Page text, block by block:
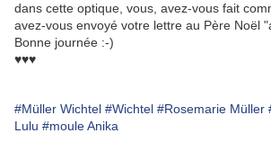
dans cette optique, vous, avez-vous fait
avez-vous envoyé votre lettre au Père Noël
Bonne journée :-)
♥♥♥
#Müller Wichtel #Wichtel #Rosemarie Müller
Lulu #moule Anika